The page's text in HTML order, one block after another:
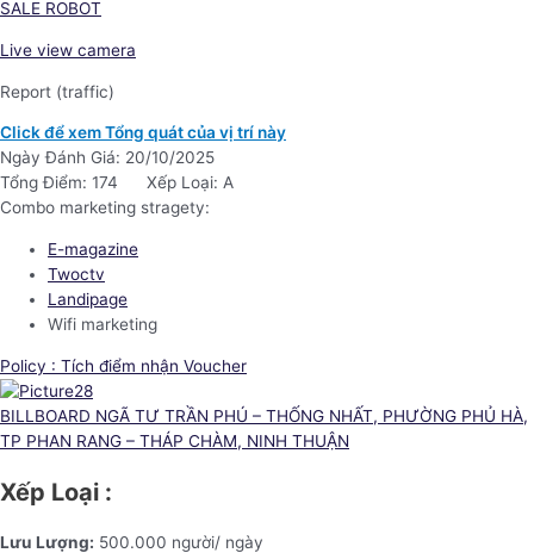
SALE ROBOT
Live view camera
Report (traffic)
Click để xem Tổng quát của vị trí này
Ngày Đánh Giá: 20/10/2025
Tổng Điểm: 174
Xếp Loại: A
Combo marketing stragety:
E-magazine
Twoctv
Landipage
Wifi marketing
Policy : Tích điểm nhận Voucher
BILLBOARD NGÃ TƯ TRẦN PHÚ – THỐNG NHẤT, PHƯỜNG PHỦ HÀ,
TP PHAN RANG – THÁP CHÀM, NINH THUẬN
Xếp Loại :
Lưu Lượng: 500.000 người/ ngày